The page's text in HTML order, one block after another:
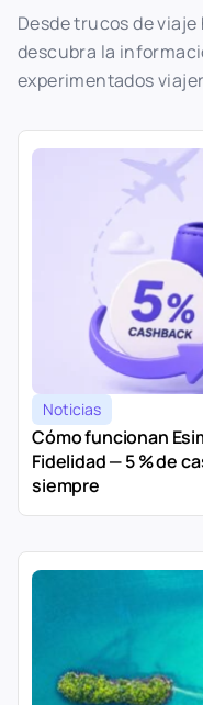
Desde trucos de
descubra la
experimentados
Noticias
Cómo funcionan
Fidelidad — 5 % de
siempre